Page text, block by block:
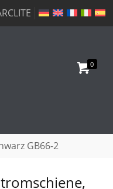
0
GB66-2